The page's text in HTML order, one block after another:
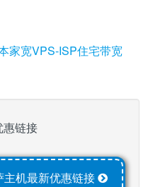
家宽VPS-ISP住宅带宽
链接
主机最新优惠链接